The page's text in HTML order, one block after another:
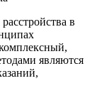
в
являются